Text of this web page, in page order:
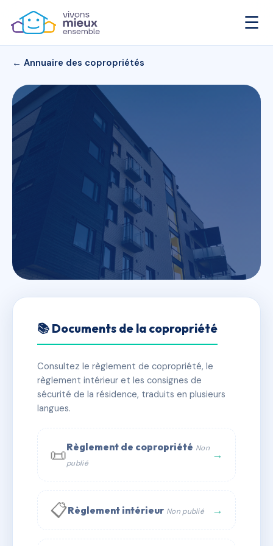
☰
← Annuaire des copropriétés
129 PARIS
⚠ IMMATRICULEE_RATTACHEMENT_EXPIRE
🏠 36 lots
🏗 1 bâtiment(s)
📞 Contacter Syndic Digital 💬 WhatsApp
✉ Email
📚 Documents de la copropriété
Consultez le règlement de copropriété, le
règlement intérieur et les consignes de
sécurité de la résidence, traduits en plusieurs
langues.
📜Règlement de copropriété Non
publié
→
📋Règlement intérieur Non publié →